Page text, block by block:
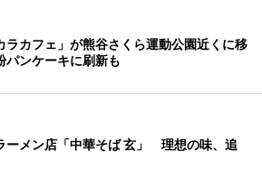
ラカフェ」が熊谷さくら運動公園近くに移
ンケーキに刷新も
ーメン店「中華そば 玄」 理想の味、追